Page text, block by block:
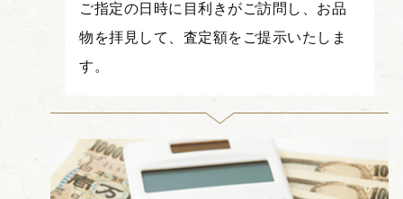
ご指定の日時に目利きがご訪問し、お品
物を拝見して、査定額をご提示いたしま
す。